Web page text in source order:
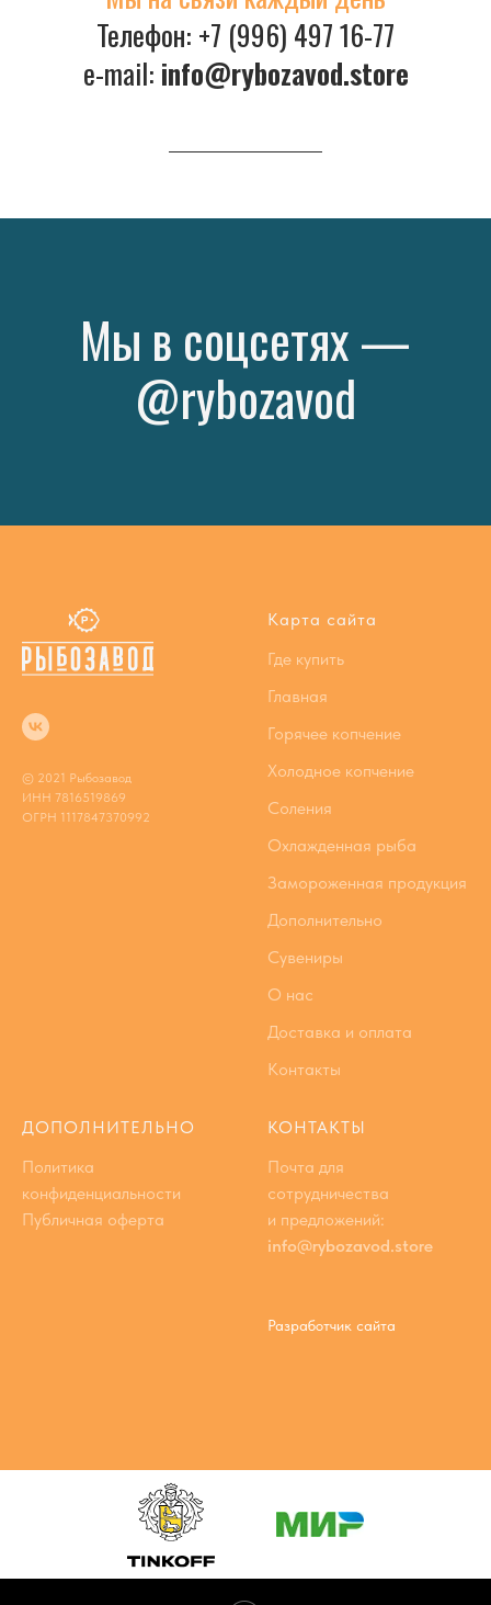
Телефон: +7 (996) 497 16-77
e-mail: info@rybozavod.store
© 2021 Рыбозавод
ИНН 7816519869
ОГРН 1117847370992
Карта сайта
Где купить
Главная
Горячее копчение
Холодное копчение
Соления
Охлажденная рыба
Замороженная продукция
Дополнительно
Сувениры
О нас
Доставка и оплата
Контакты
ДОПОЛНИТЕЛЬНО
Политика
конфиденциальности
Публичная оферта
КОНТАКТЫ
Почта для
сотрудничества
и предложений:
info@rybozavod.store
Разработчик сайта